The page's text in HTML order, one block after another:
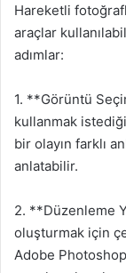
Hareketli
araçlar
adımlar:
1. **Görüntü
kullanmak
bir olayın farklı
anlatabilir.
2. **Düzenleme
oluşturmak için
Adobe